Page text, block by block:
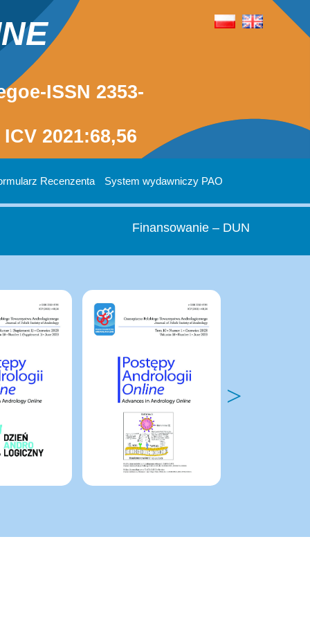
ISSN 2353-
2021:68,56
Recenzenta System wydawniczy PAO
Finansowanie – DUN